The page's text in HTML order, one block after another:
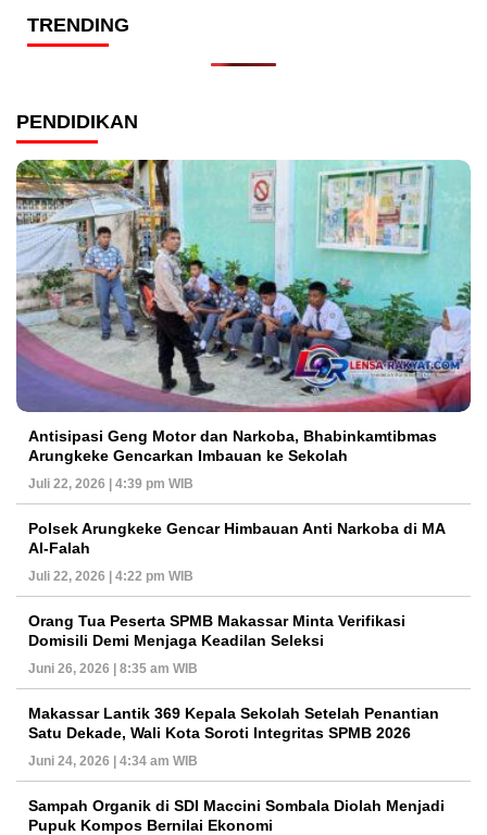
TRENDING
PENDIDIKAN
Antisipasi Geng Motor dan Narkoba, Bhabinkamtibmas
Arungkeke Gencarkan Imbauan ke Sekolah
Juli 22, 2026 | 4:39 pm WIB
Polsek Arungkeke Gencar Himbauan Anti Narkoba di MA
Al-Falah
Juli 22, 2026 | 4:22 pm WIB
Orang Tua Peserta SPMB Makassar Minta Verifikasi
Domisili Demi Menjaga Keadilan Seleksi
Juni 26, 2026 | 8:35 am WIB
Makassar Lantik 369 Kepala Sekolah Setelah Penantian
Satu Dekade, Wali Kota Soroti Integritas SPMB 2026
Juni 24, 2026 | 4:34 am WIB
Sampah Organik di SDI Maccini Sombala Diolah Menjadi
Pupuk Kompos Bernilai Ekonomi